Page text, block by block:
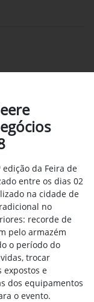
da Feira de
entre os dias 02
na cidade de
no
recorde de
pelo armazém
o período do
trocar
expostos e
dos equipamentos
o evento.